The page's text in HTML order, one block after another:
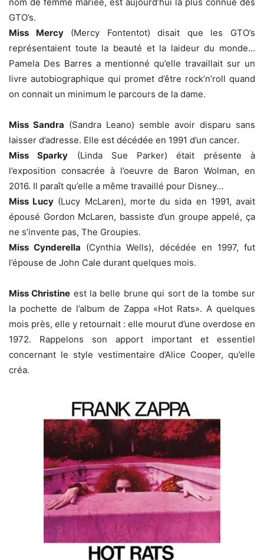
GTO’s.
Miss Mercy(Mercy Fontentot) disait que les GTO’s
représentaient toute la beauté et la laideur du monde…
Pamela Des Barres a mentionné qu’elle travaillait sur un
livre autobiographique qui promet d’être rock’n’roll quand
on connait un minimum le parcours de la dame.
Miss Sandra (Sandra Leano) semble avoir disparu sans
laisser d’adresse. Elle est décédée en 1991 d’un cancer.
Miss Sparky (Linda Sue Parker) était présente à
l’exposition consacrée à l’oeuvre de Baron Wolman, en
2016. Il paraît qu’elle a même travaillé pour Disney…
Miss Lucy (Lucy McLaren), morte du sida en 1991, avait
épousé Gordon McLaren, bassiste d’un groupe appelé, ça
ne s’invente pas, The Groupies.
Miss Cynderella (Cynthia Wells), décédée en 1997, fut
l’épouse de John Cale durant quelques mois.
Miss Christine est la belle brune qui sort de la tombe sur
la pochette de l’album de Zappa «Hot Rats». A quelques
mois près, elle y retournait : elle mourut d’une overdose en
1972. Rappelons son apport important et essentiel
concernant le style vestimentaire d’Alice Cooper, qu’elle
créa.